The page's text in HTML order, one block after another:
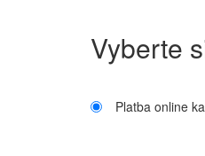
Vyberte
Platba online